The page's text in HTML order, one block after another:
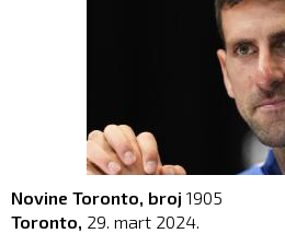
Novine Toronto, broj 1905
Toronto, 29. mart 2024.